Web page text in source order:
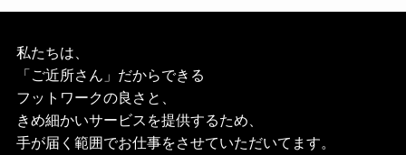
私たちは、
「ご近所さん」だからできる
フットワークの良さと、
きめ細かいサービスを提供するため、
手が届く範囲でお仕事をさせていただいてます。